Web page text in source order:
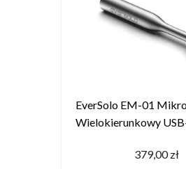
EverSolo EM-01
Wielokierunkowy
379,00 zł